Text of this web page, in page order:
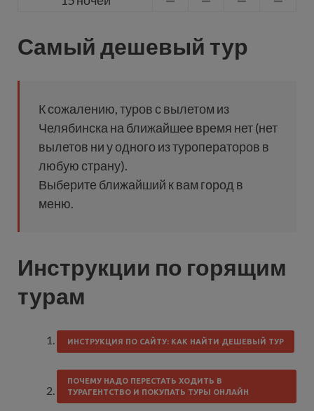
Самый дешевый тур
К сожалению, туров с вылетом из
Челябинска на ближайшее время нет (нет
вылетов ни у одного из туроператоров в
любую страну).
Выберите ближайший к вам город в
меню.
Инструкции по горящим
турам
ИНСТРУКЦИЯ ПО САЙТУ: КАК НАЙТИ ДЕШЕВЫЙ ТУР
ПОЧЕМУ НАДО ПЕРЕСТАТЬ ХОДИТЬ В
ТУРАГЕНТСТВО И ПОКУПАТЬ ТУРЫ ОНЛАЙН